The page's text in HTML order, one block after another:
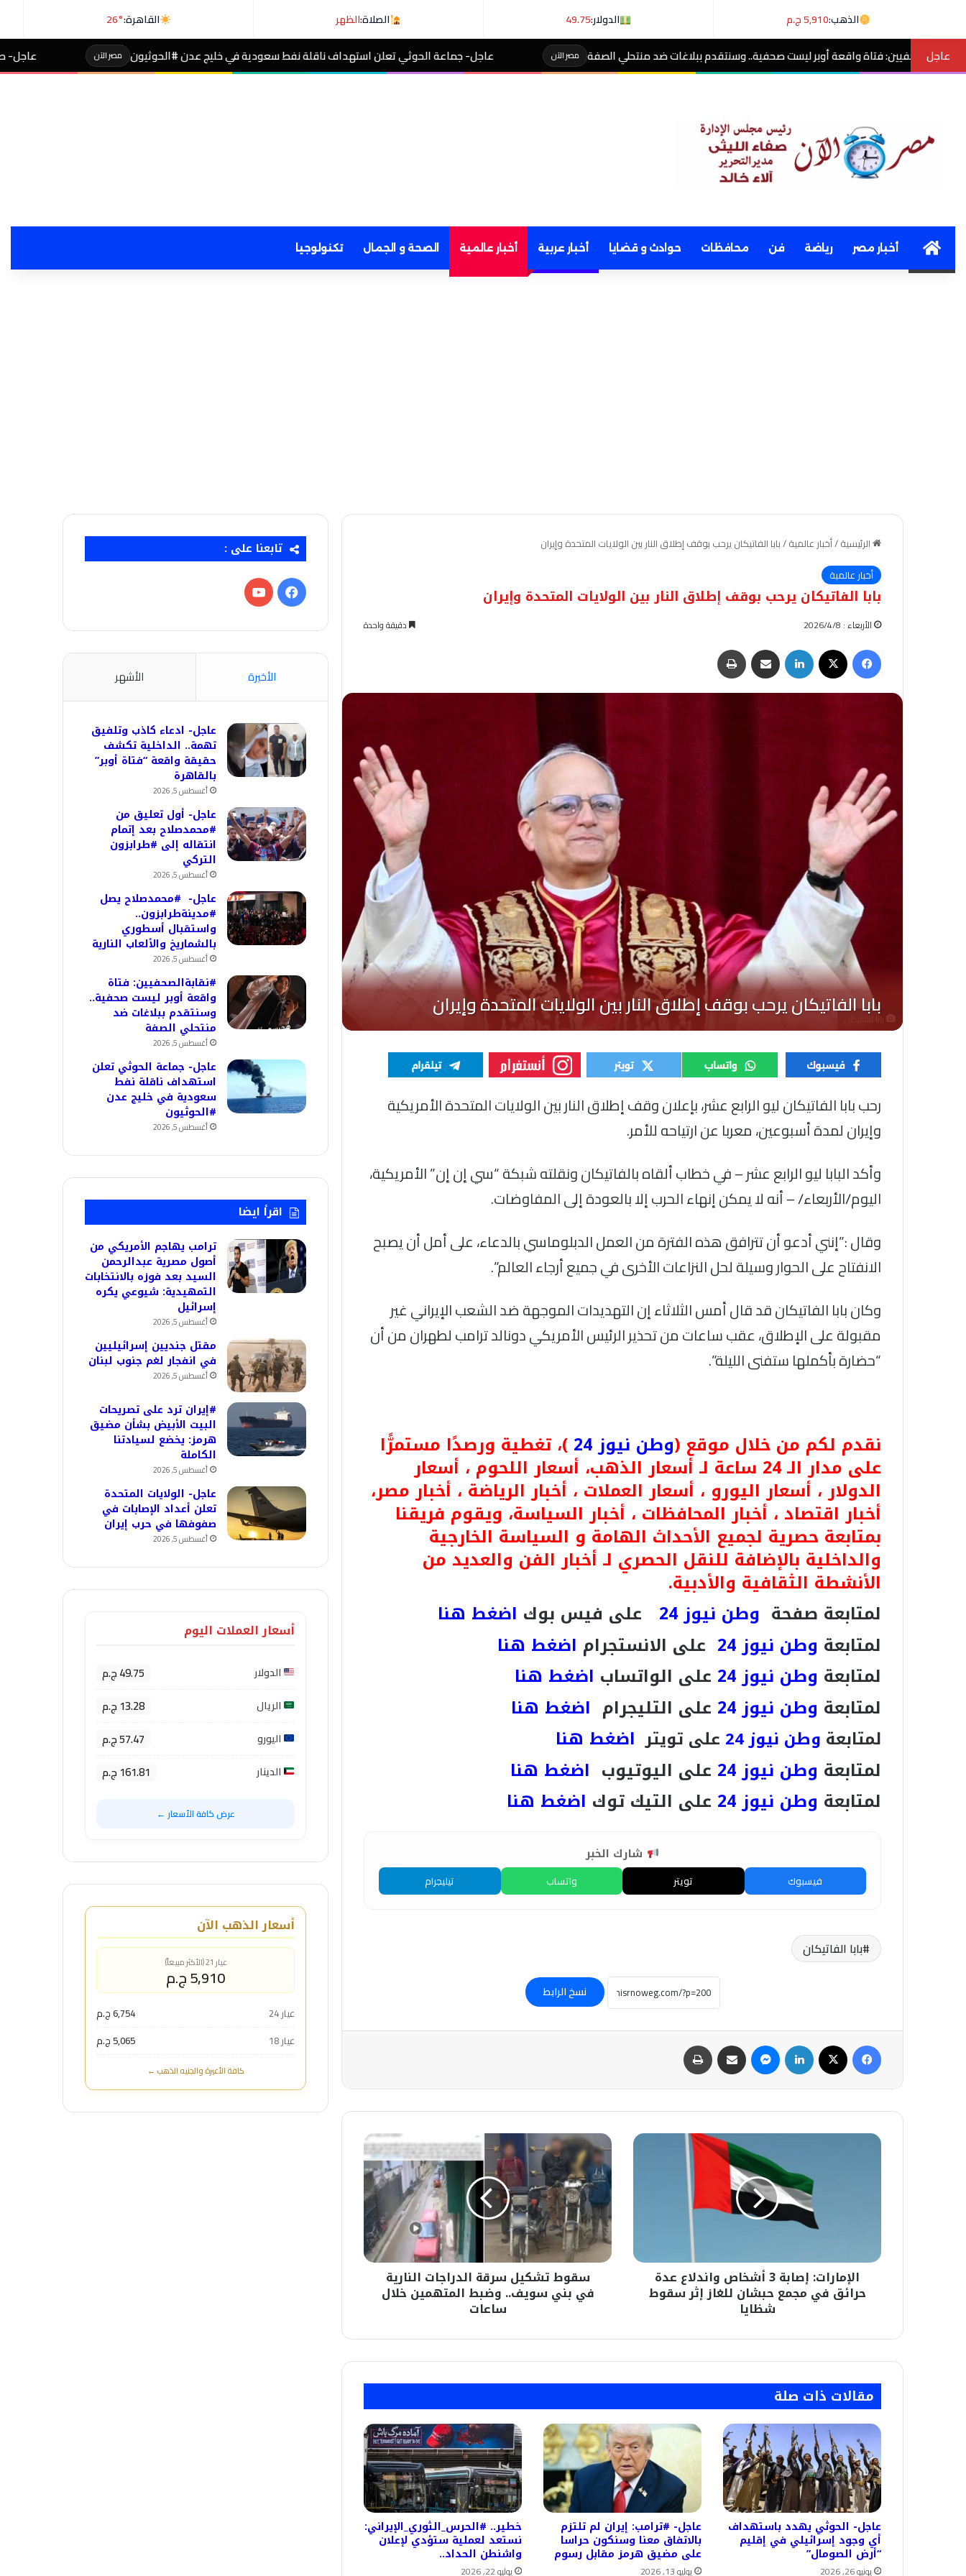
الذهب:5,910 ج.م الدولار:49.75 الصلاة:الظهر القاهرة:26°
عاجل
أوبر ليست صحفية.. وسنتقدم ببلاغات ضد منتحلي الصفة مصر الآن عاجل- جماعة الحوثي تعلن استهداف ناقلة نفط سعودية في خليج عدن #الحوثيون مصر الآن عاجل- طالبة صاحبة مجموع 4% بالثانوية تفجر مفاجأة بعد التظلم
Homeأخبار مصر رياضة فن محافظات حوادث و قضايا أخبار عربية أخبار عالمية الصحة و الجمال تكنولوجيا
الرئيسية/أخبار عالمية/بابا الفاتيكان يرحب بوقف إطلاق النار بين الولايات المتحدة وإيران
أخبار عالمية
بابا الفاتيكان يرحب بوقف إطلاق النار بين الولايات المتحدة وإيران
الأربعاء : 2026/4/8 دقيقة واحدة
فيسبوك لينكدإن مشاركة عبر البريد
بابا الفاتيكان
رحب بابا الفاتيكان ليو الرابع عشر، بإعلان وقف إطلاق النار بين الولايات المتحدة الأمريكية
وإيران لمدة أسبوعين، معربا عن ارتياحه للأمر.
وأكد البابا ليو الرابع عشر – في خطاب ألقاه بالفاتيكان ونقلته شبكة “سي إن إن” الأمريكية،
اليوم/الأربعاء/ – أنه لا يمكن إنهاء الحرب إلا بالعودة إلى المفاوضات.
وقال :”إنني أدعو أن تترافق هذه الفترة من العمل الدبلوماسي بالدعاء، على أمل أن يصبح
الانفتاح على الحوار وسيلة لحل النزاعات الأخرى في جميع أرجاء العالم”.
وكان بابا الفاتيكان قد قال أمس الثلاثاء إن التهديدات الموجهة ضد الشعب الإيراني غير
مقبولة على الإطلاق، عقب ساعات من تحذير الرئيس الأمريكي دونالد ترامب لطهران من أن
“حضارة بأكملها ستفنى الليلة”.
نقدم لكم من خلال موقع (وطن نيوز 24 )، تغطية ورصدًا مستمرًّا
على مدار الـ 24 ساعة لـ أسعار الذهب، أسعار اللحوم ، أسعار
الدولار ، أسعار اليورو ، أسعار العملات ، أخبار الرياضة ، أخبار مصر،
أخبار اقتصاد ، أخبار المحافظات ، أخبار السياسة، ويقوم فريقنا
بمتابعة حصرية لجميع الأحداث الهامة و السياسة الخارجية
والداخلية بالإضافة للنقل الحصري لـ أخبار الفن والعديد من
الأنشطة الثقافية والأدبية.
لمتابعة صفحة وطن نيوز 24 على فيس بوك اضغط هنا
لمتابعة وطن نيوز 24 على الانستجرام اضغط هنا
لمتابعة وطن نيوز 24 على الواتساب اضغط هنا
لمتابعة وطن نيوز 24 على التليجرام اضغط هنا
لمتابعة وطن نيوز 24 على تويتر اضغط هنا
لمتابعة وطن نيوز 24 على اليوتيوب اضغط هنا
لمتابعة وطن نيوز 24 على التيك توك اضغط هنا
شارك الخبر
فيسبوك تويتر واتساب تيليجرام
بابا الفاتيكان
نسخ الرابط
فيسبوك لينكدإن ماسنجر مشاركة عبر البريد
الإمارات:
مجمع
حبشان
للغاز
شظايا
الإمارات: إصابة 3 أشخاص واندلاع عدة
حرائق في مجمع حبشان للغاز إثر سقوط
شظايا
سقوط
تشكيل
سرقة
الدراجات
النارية
في
بني
سويف..
وضبط
المتهمينسقوط تشكيل سرقة الدراجات النارية
في بني سويف.. وضبط المتهمين خلال
ساعات
مقالات ذات صلة
عاجل- الحوثي يهدد باستهداف
أي وجود إسرائيلي في إقليم
“أرض الصومال”
يونيو 26, 2026
عاجل- #ترامب: إيران لم تلتزم
بالاتفاق معنا وسنكون حراسا
على مضيق هرمز مقابل رسوم
يوليو 13, 2026
خطير.. #الحرس_الثوري_الإيراني:
نستعد لعملية ستؤدي لإعلان
واشنطن الحداد..
يوليو 22, 2026
تابعنا على :
فيسبوك‫YouTube
الأخيرة الأشهر
عاجل- ادعاء كاذب وتلفيق
تهمة.. الداخلية تكشف
حقيقة واقعة “فتاة أوبر”
بالقاهرة
أغسطس 5, 2026
عاجل- أول تعليق من
#محمدصلاح بعد إتمام
انتقاله إلى #طرابزون
التركي
أغسطس 5, 2026
عاجل- #محمدصلاح يصل
#مدينةطرابزون..
واستقبال أسطوري
بالشماريخ والألعاب النارية
أغسطس 5, 2026
#نقابةالصحفيين: فتاة
واقعة أوبر ليست صحفية..
وسنتقدم ببلاغات ضد
منتحلي الصفة
أغسطس 5, 2026
عاجل- جماعة الحوثي تعلن
استهداف ناقلة نفط
سعودية في خليج عدن
#الحوثيون
أغسطس 5, 2026
اقرأ ايضا
ترامب يهاجم الأمريكي من
أصول مصرية عبدالرحمن
السيد بعد فوزه بالانتخابات
التمهيدية: شيوعي يكره
إسرائيل
أغسطس 5, 2026
مقتل جنديين إسرائيليين
في انفجار لغم جنوب لبنان
أغسطس 5, 2026
#إيران ترد على تصريحات
البيت الأبيض بشأن مضيق
هرمز: يخضع لسيادتنا
الكاملة
أغسطس 5, 2026
عاجل- الولايات المتحدة
تعلن أعداد الإصابات في
صفوفها في حرب إيران
أغسطس 5, 2026
أسعار العملات اليوم
الدولار 49.75 ج.م
الريال 13.28 ج.م
اليورو 57.47 ج.م
الدينار 161.81 ج.م
عرض كافة الأسعار ←
أسعار الذهب الآن
عيار 21 (الأكثر مبيعاً)
5,910 ج.م
عيار 24
6,754 ج.م
عيار 18
5,065 ج.م
كافة الأعيرة والجنيه الذهب ←